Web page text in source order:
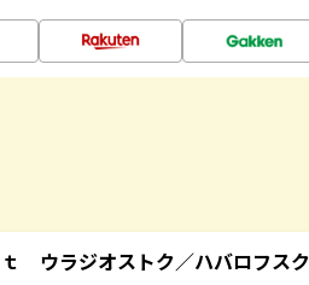
ウラジオストク／ハバロフスク